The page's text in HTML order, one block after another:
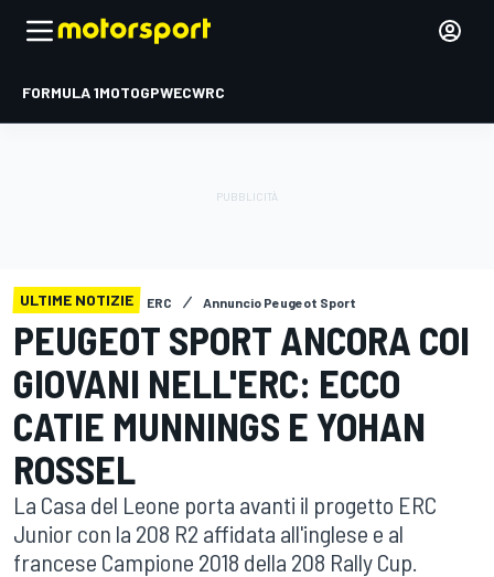
FORMULA 1MOTOGPWECWRC
ULTIME NOTIZIE ERC Annuncio Peugeot Sport
PEUGEOT SPORT ANCORA COI
GIOVANI NELL'ERC: ECCO
CATIE MUNNINGS E YOHAN
ROSSEL
La Casa del Leone porta avanti il progetto ERC
Junior con la 208 R2 affidata all'inglese e al
francese Campione 2018 della 208 Rally Cup.